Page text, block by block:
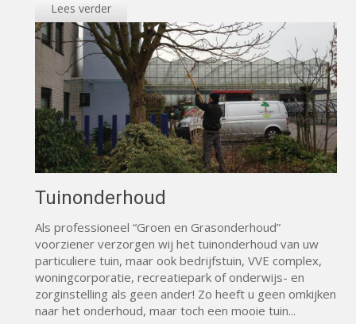
Lees verder
Tuinonderhoud
Als professioneel “Groen en Grasonderhoud”
voorziener verzorgen wij het tuinonderhoud van uw
particuliere tuin, maar ook bedrijfstuin, VVE complex,
woningcorporatie, recreatiepark of onderwijs- en
zorginstelling als geen ander! Zo heeft u geen omkijken
naar het onderhoud, maar toch een mooie tuin...